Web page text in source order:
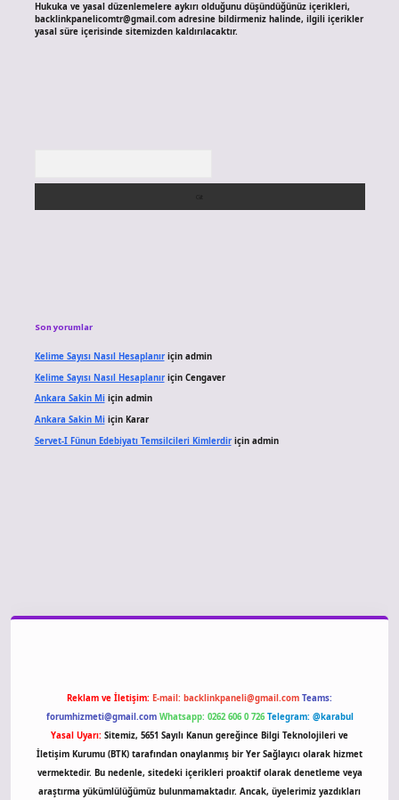
Hukuka ve yasal düzenlemelere aykırı olduğunu düşündüğünüz içerikleri,
backlinkpanelicomtr@gmail.comadresine bildirmeniz halinde, ilgili içerikler
yasal süre içerisinde sitemizden kaldırılacaktır.
Son yorumlar
Kelime Sayısı Nasıl Hesaplanıriçin admin
Kelime Sayısı Nasıl Hesaplanıriçin Cengaver
Ankara Sakin Miiçin admin
Ankara Sakin Miiçin Karar
Servet-I Fünun Edebiyatı Temsilcileri Kimlerdiriçin admin
Reklam ve İletişim: E-mail: backlinkpaneli@gmail.com Teams:
forumhizmeti@gmail.com Whatsapp: 0262 606 0 726 Telegram: @karabul
Yasal Uyarı: Sitemiz, 5651 Sayılı Kanun gereğince Bilgi Teknolojileri ve
İletişim Kurumu (BTK) tarafından onaylanmış bir Yer Sağlayıcı olarak hizmet
vermektedir. Bu nedenle, sitedeki içerikleri proaktif olarak denetleme veya
araştırma yükümlülüğümüz bulunmamaktadır. Ancak, üyelerimiz yazdıkları